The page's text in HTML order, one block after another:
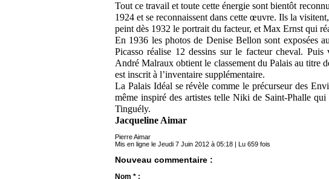
Tout ce travail et toute cette énergie sont bientôt
1924 et se reconnaissent dans cette œuvre. Ils la
peint dès 1932 le portrait du facteur, et Max Ernst qui
En 1936 les photos de Denise Bellon sont exposées
Picasso réalise 12 dessins sur le facteur cheval.
André Malraux obtient le classement du Palais au titre
est inscrit à l’inventaire supplémentaire.
La Palais Idéal se révèle comme le précurseur des
même inspiré des artistes telle Niki de Saint-Phalle
Tinguély.
Jacqueline Aimar
Pierre Aimar
Mis en ligne le Jeudi 7 Juin 2012 à 05:18 | Lu 659 fois
Nouveau commentaire :
Nom * :